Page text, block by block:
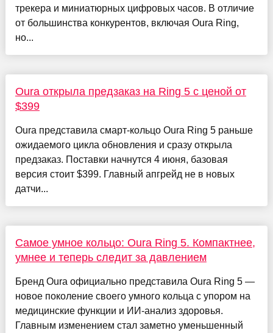
трекера и миниатюрных цифровых часов. В отличие
от большинства конкурентов, включая Oura Ring,
но...
Oura открыла предзаказ на Ring 5 с ценой от
$399
Oura представила смарт-кольцо Oura Ring 5 раньше
ожидаемого цикла обновления и сразу открыла
предзаказ. Поставки начнутся 4 июня, базовая
версия стоит $399. Главный апгрейд не в новых
датчи...
Самое умное кольцо: Oura Ring 5. Компактнее,
умнее и теперь следит за давлением
Бренд Oura официально представила Oura Ring 5 —
новое поколение своего умного кольца с упором на
медицинские функции и ИИ-анализ здоровья.
Главным изменением стал заметно уменьшенный